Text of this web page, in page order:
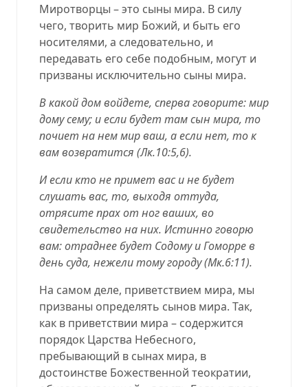
Миротворцы – это сыны мира. В силу
чего, творить мир Божий, и быть его
носителями, а следовательно, и
передавать его себе подобным, могут и
призваны исключительно сыны мира.
В какой дом войдете, сперва говорите: мир
дому сему; и если будет там сын мира, то
почиет на нем мир ваш, а если нет, то к
вам возвратится (Лк.10:5,6).
И если кто не примет вас и не будет
слушать вас, то, выходя оттуда,
отрясите прах от ног ваших, во
свидетельство на них. Истинно говорю
вам: отраднее будет Содому и Гоморре в
день суда, нежели тому городу (Мк.6:11).
На самом деле, приветствием мира, мы
призваны определять сынов мира. Так,
как в приветствии мира – содержится
порядок Царства Небесного,
пребывающий в сынах мира, в
достоинстве Божественной теократии,